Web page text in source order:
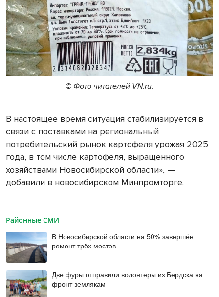
© Фото читателей VN.ru.
В настоящее время ситуация стабилизируется в
связи с поставками на региональный
потребительский рынок картофеля урожая 2025
года, в том числе картофеля, выращенного
хозяйствами Новосибирской области», —
добавили в новосибирском Минпромторге.
Районные СМИ
В Новосибирской области на 50% завершён
ремонт трёх мостов
Две фуры отправили волонтеры из Бердска на
фронт землякам